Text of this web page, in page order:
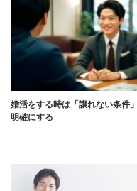
婚活をする時は「譲れない条件
明確にする